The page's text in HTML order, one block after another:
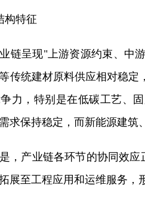
构特征
链呈现"上游资源约束、中
传统建材原料供应相对稳
力，特别是在低碳工艺、
求保持稳定，而新能源建筑
，产业链各环节的协同效
展至工程应用和运维服务，